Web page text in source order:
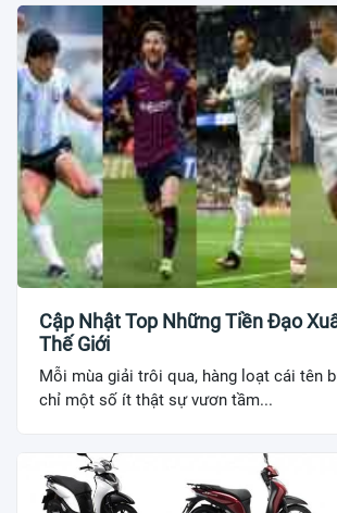
Cập Nhật Top Những Tiền Đạo
Thế Giới
Mỗi mùa giải trôi qua, hàng loạt cái tên
chỉ một số ít thật sự vươn tầm...